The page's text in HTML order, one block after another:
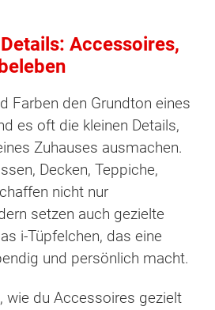
Accessoires,
Farben den Grundton eines
es oft die kleinen Details,
Zuhauses ausmachen.
Decken, Teppiche,
nicht nur
setzen auch gezielte
i-Tüpfelchen, das eine
und persönlich macht.
wie du Accessoires gezielt